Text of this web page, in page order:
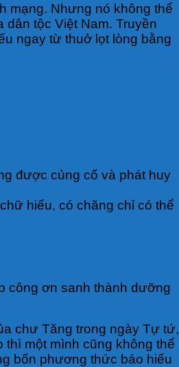
mạng. Nhưng nó không thể
dân tộc Việt Nam. Truyền
ngay từ thuở lọt lòng bằng
được củng cố và phát huy
hiếu, có chăng chỉ có thể
công ơn sanh thành dưỡng
chư Tăng trong ngày Tự tứ,
một mình cũng không thể
bốn phương thức báo hiếu